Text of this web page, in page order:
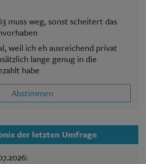
muss weg, sonst scheitert das
weil ich eh ausreichend privat
lange genug in die
habe
Abstimmen
der letzten Umfrage